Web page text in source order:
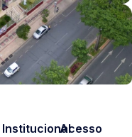
InstitucionalAcesso